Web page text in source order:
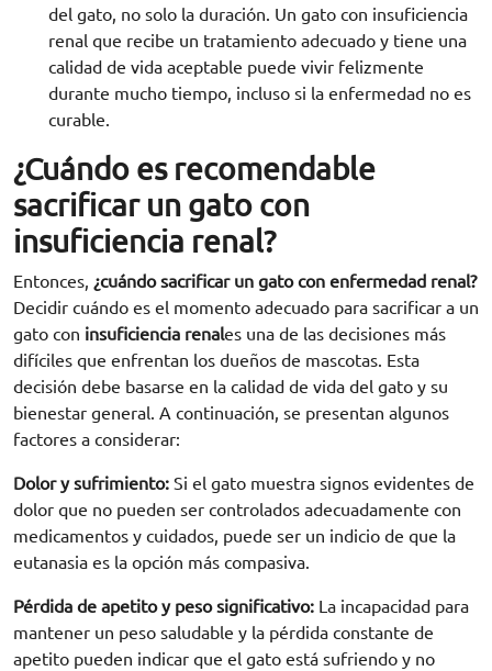
del gato, no solo la duración. Un gato con insuficiencia
renal que recibe un tratamiento adecuado y tiene una
calidad de vida aceptable puede vivir felizmente
durante mucho tiempo, incluso si la enfermedad no es
curable.
¿Cuándo es recomendable
sacrificar un gato con
insuficiencia renal?
Entonces, ¿cuándo sacrificar un gato con enfermedad renal?
Decidir cuándo es el momento adecuado para sacrificar a un
gato con insuficiencia renales una de las decisiones más
difíciles que enfrentan los dueños de mascotas. Esta
decisión debe basarse en la calidad de vida del gato y su
bienestar general. A continuación, se presentan algunos
factores a considerar:
Dolor y sufrimiento: Si el gato muestra signos evidentes de
dolor que no pueden ser controlados adecuadamente con
medicamentos y cuidados, puede ser un indicio de que la
eutanasia es la opción más compasiva.
Pérdida de apetito y peso significativo: La incapacidad para
mantener un peso saludable y la pérdida constante de
apetito pueden indicar que el gato está sufriendo y no